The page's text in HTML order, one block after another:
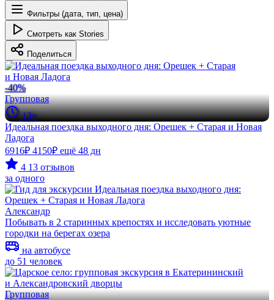
Фильтры (дата, тип, цена)
Смотреть как Stories
Поделиться
-40%
Групповая
13ч
Идеальная поездка выходного дня: Орешек + Старая и Новая
Ладога
6916₽ 4150₽ ещё 48 дн
4 13 отзывов
за одного
Александр
Побывать в 2 старинных крепостях и исследовать уютные
городки на берегах озера
на автобусе
до 51 человек
Групповая